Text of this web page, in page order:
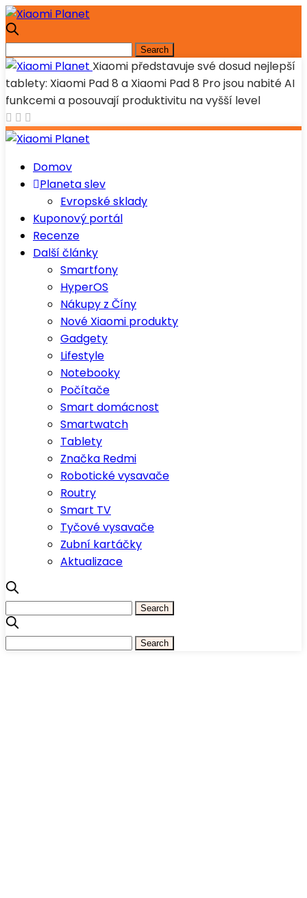
Xiaomi představuje své dosud nejlepší
tablety: Xiaomi Pad 8 a Xiaomi Pad 8 Pro jsou nabité AI
funkcemi a posouvají produktivitu na vyšší level
Domov
Planeta slev
Evropské sklady
Kuponový portál
Recenze
Další články
Smartfony
HyperOS
Nákupy z Číny
Nové Xiaomi produkty
Gadgety
Lifestyle
Notebooky
Počítače
Smart domácnost
Smartwatch
Tablety
Značka Redmi
Robotické vysavače
Routry
Smart TV
Tyčové vysavače
Zubní kartáčky
Aktualizace